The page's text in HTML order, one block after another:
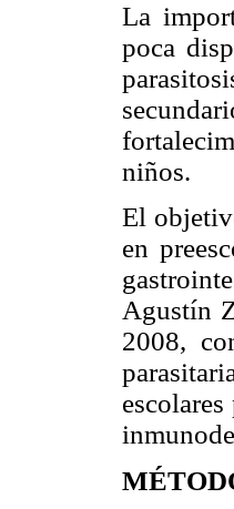
La
poca
niños.
El
en
Agustín
2008,